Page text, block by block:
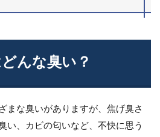
んな臭い？
まな臭いがありますが、焦げ臭さ
い、カビの匂いなど、不快に思う